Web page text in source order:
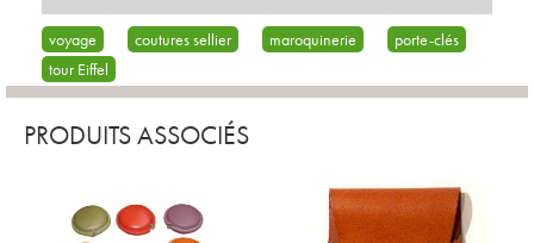
voyage coutures sellier maroquinerie
porte-clés
tour Eiffel
PRODUITS ASSOCIÉS